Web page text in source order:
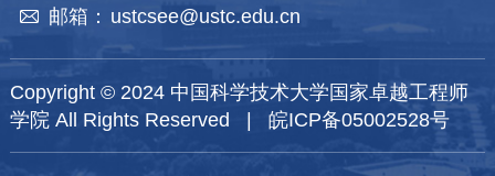
研究生教育处负责同志就政
作，持续深化科教融合培养体系，为国家输送高
层次创新人才。1月6日下午，调研组前往中国散
裂中子源科学中心，参观了中心展厅、直线加速
器、同步加速器等装置。中国散裂中子源党总支
书记、副主任、加速器技术部李晓主任对调研组
一行的到访表示热烈欢迎，介绍了基本概况以及
 邮箱： ustcsee@ustc.edu.cn
Copyright © 2024 中国科学技术大学国家卓越工程师
学院 All Rights Reserved | 皖ICP备05002528号